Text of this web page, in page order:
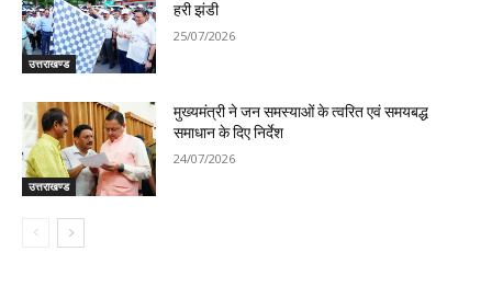
उत्तराखण्ड
हरी झंडी
25/07/2026
उत्तराखण्ड
मुख्यमंत्री ने जन समस्याओं के त्वरित एवं समयबद्ध
समाधान के दिए निर्देश
24/07/2026